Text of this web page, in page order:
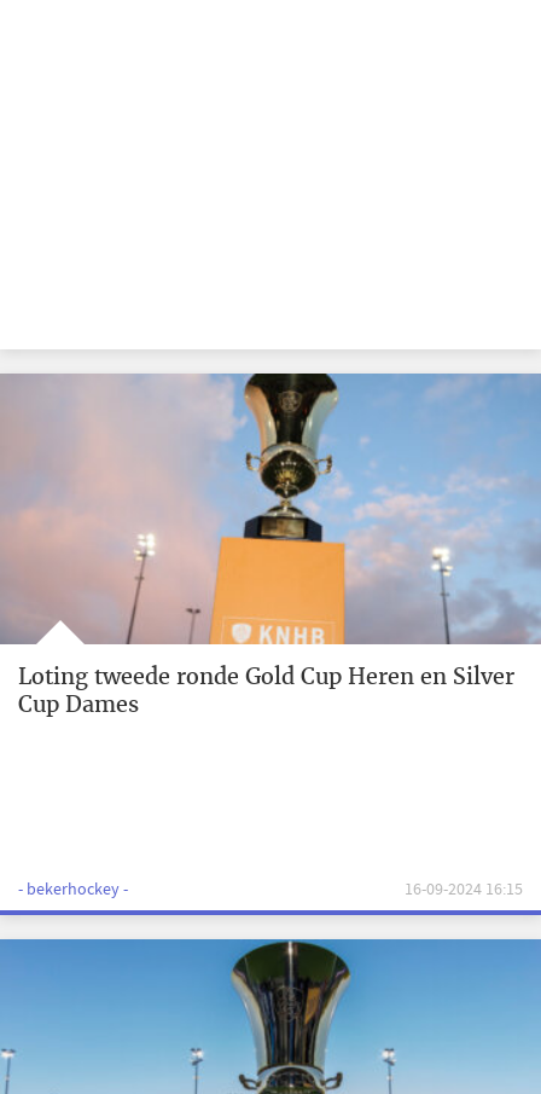
Loting tweede ronde Gold Cup Heren en Silver
Cup Dames
- bekerhockey - 16-09-2024 16:15